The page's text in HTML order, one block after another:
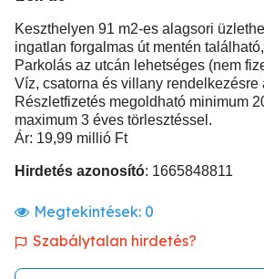
Keszthelyen 91 m2-es alagsori
ingatlan forgalmas út mentén
Parkolás az utcán lehetséges (nem
Víz, csatorna és villany rendelkezésre
Részletfizetés megoldható minimum
maximum 3 éves törlesztéssel.
Ár: 19,99 millió Ft
Hirdetés azonosító: 1665848811
Megtekintések: 0
Szabálytalan hirdetés?